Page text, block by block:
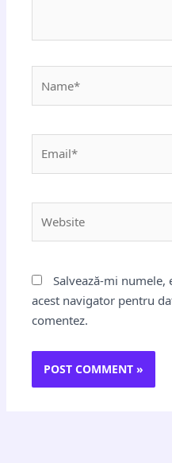
Salvează-mi
acest navigator pentru
comentez.